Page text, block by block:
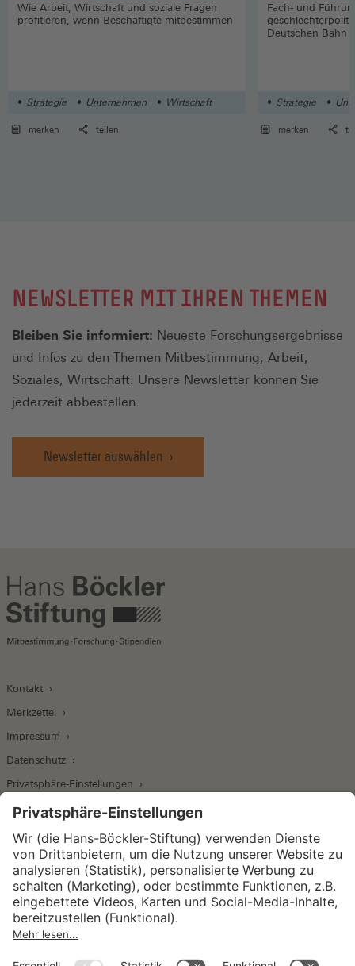
Wie Arbeit, Wirtschaft und soziale Fragen
profitieren, wenn Beschäftigte mitbestimmen
Strategie Unternehmen Wirtschaft
merken teilen
Fach- und
Deutschen Bahn
Strategie
merken
NEWSLETTER MIT IHREN THEMEN
Bleiben Sie informiert: Neueste Forschungsergebnisse
und Infos zu den Themen Mitbestimmung, Arbeit,
Soziales, Wirtschaft. Unsere Newsletter können Sie
jederzeit abbestellen.
Newsletter auswählen
Kontakt
Merkzettel
Impressum
Datenschutz
Privatsphäre-Einstellungen
Wirtschafts- und Sozialwissenschaftliches Institut
Institut für Makroökonomie und
Konjunkturforschung